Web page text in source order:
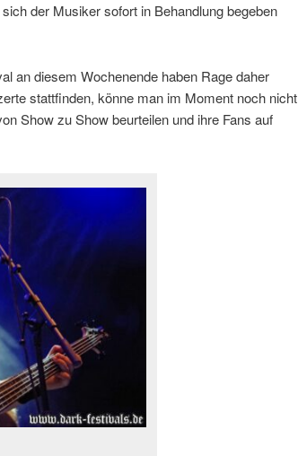
der Musiker sofort in Behandlung begeben
an diesem Wochenende haben Rage daher
stattfinden, könne man im Moment noch nicht
Show zu Show beurteilen und ihre Fans auf